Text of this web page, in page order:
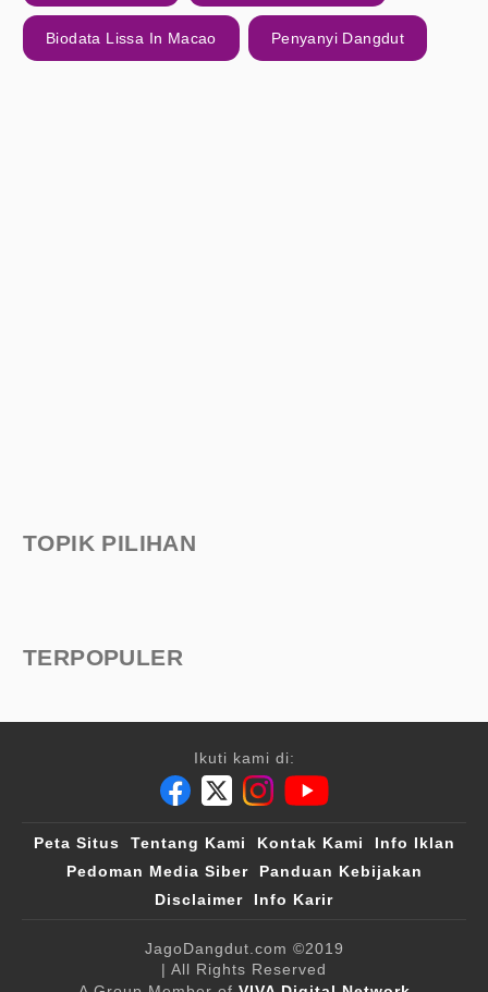
Biodata Lissa In Macao Penyanyi Dangdut
TOPIK PILIHAN
TERPOPULER
Ikuti kami di:
Peta Situs Tentang Kami Kontak Kami
Info Iklan
Pedoman Media Siber
Panduan Kebijakan
Disclaimer
Info Karir
JagoDangdut.com ©2019
| All Rights Reserved